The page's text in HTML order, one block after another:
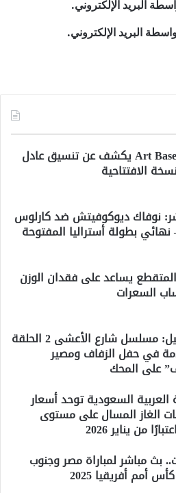
البريد الإلكتروني.
البريد الإلكتروني.
Art Basel Qatar يكشف عن تنسيق عادل
الافتتاحية
نوفاك ديوكوفيتش ضد كارلوس
– نهائي بطولة أستراليا المفتوحة
يساعد على فقدان الوزن
السعرات
بالتفاصيل: مسلسل شارع الأعشى 2 الحلقة
في حفل الزفاف ومصير
على المحك
العربية السعودية توحد أسعار
الغاز المسال على مستوى
من يناير 2026
بث مباشر لمباراة مصر وجنوب
أمم أفريقيا 2025